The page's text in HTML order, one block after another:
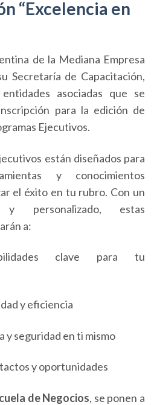
“Excelencia en
de la Mediana Empresa
Secretaría de Capacitación,
asociadas que se
para la edición de
Ejecutivos.
están diseñados para
y conocimientos
el éxito en tu rubro. Con un
personalizado, estas
a:
clave para tu
y eficiencia
y seguridad en ti mismo
y oportunidades
de Negocios, se ponen a